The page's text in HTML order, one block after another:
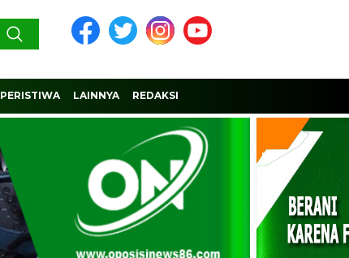
PERISTIWA LAINNYA REDAKSI